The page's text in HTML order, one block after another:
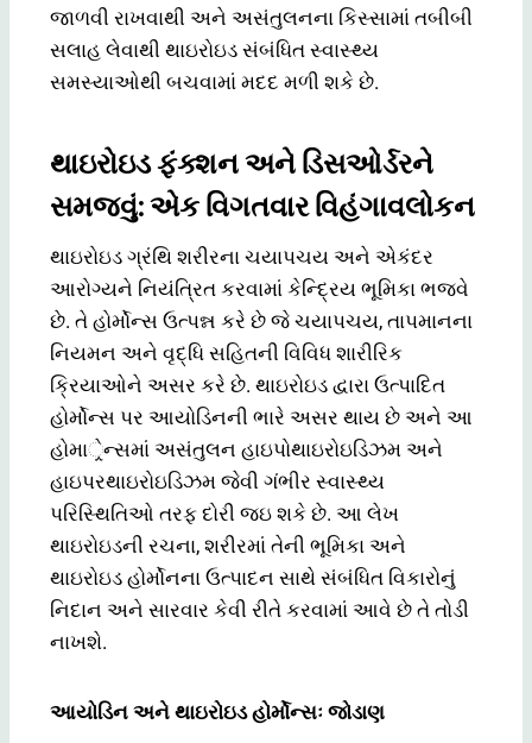
જાળવી રાખવાથી અને અસંતુલનના કિસ્સામાં તબીબી
સલાહ લેવાથી થાઇરોઇડ સંબંધિત સ્વાસ્થ્ય
સમસ્યાઓથી બચવામાં મદદ મળી શકે છે.
થાઇરોઇડ ફંક્શન અને ડિસઓર્ડરને
સમજવું: એક વિગતવાર વિહંગાવલોકન
થાઇરોઇડ ગ્રંથિ શરીરના ચયાપચય અને એકંદર
આરોગ્યને નિયંત્રિત કરવામાં કેન્દ્રિય ભૂમિકા ભજવે
છે. તે હોર્મોન્સ ઉત્પન્ન કરે છે જે ચયાપચય, તાપમાનના
નિયમન અને વૃદ્ધિ સહિતની વિવિધ શારીરિક
ક્રિયાઓને અસર કરે છે. થાઇરોઇડ દ્વારા ઉત્પાદિત
હોર્મોન્સ પર આયોડિનની ભારે અસર થાય છે અને આ
હોમાર્ેન્સમાં અસંતુલન હાઇપોથાઇરોઇડિઝમ અને
હાઇપરથાઇરોઇડિઝમ જેવી ગંભીર સ્વાસ્થ્ય
પરિસ્થિતિઓ તરફ દોરી જઇ શકે છે. આ લેખ
થાઇરોઇડની રચના, શરીરમાં તેની ભૂમિકા અને
થાઇરોઇડ હોર્મોનના ઉત્પાદન સાથે સંબંધિત વિકારોનું
નિદાન અને સારવાર કેવી રીતે કરવામાં આવે છે તે તોડી
નાખશે.
આયોડિન અને થાઇરોઇડ હોર્મોન્સઃ જોડાણ